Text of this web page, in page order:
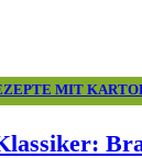
MIT